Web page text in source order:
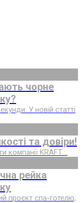
чорне
У новій статті
та довіри!
KRAFT....
рейка
проєкт спа-готелю,